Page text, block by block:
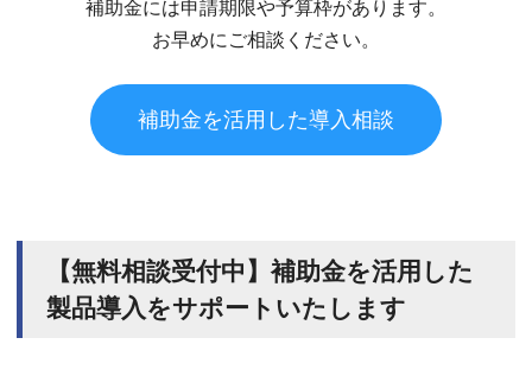
補助金には申請期限や予算枠があります。
お早めにご相談ください。
補助金を活用した導入相談
【無料相談受付中】補助金を活用した
製品導入をサポートいたします